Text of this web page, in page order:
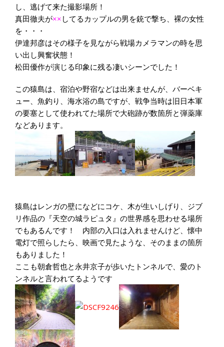
し、逃げて来た撮影場所！
真田徹夫が×× してるカップルの男を銃で撃ち、裸の女性
を・・・
伊達邦彦はその様子を見ながら戦場カメラマンの時を思
い出し興奮状態！
松田優作が演じる印象に残る凄いシーンでした！
この猿島は、宿泊や野宿などは出来ませんが、バーベキ
ュー、魚釣り、海水浴の島ですが、戦争当時は旧日本軍
の要塞として使われてた場所で大砲跡が数箇所と弾薬庫
などあります。
猿島はレンガの壁になどにコケ、木が生いしげり、ジブ
リ作品の『天空の城ラピュタ』の世界感を思わせる場所
でもあるんです！ 内部の入口は入れませんけど、懐中
電灯で照らしたら、映画で見たような、そのままの箇所
もありました！
ここも朝倉哲也と永井京子が歩いたトンネルで、愛のト
ンネルと言われてるようです